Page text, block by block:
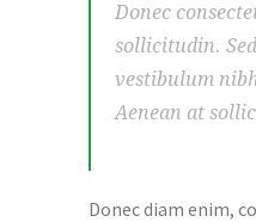
Donec
sollicitudin.
vestibulum
Aenean at
Donec diam enim,